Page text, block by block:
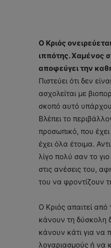
Ο Κριός
ιππότης. Χαμένος
αποφεύγει την
Πιστεύει ότι δεν
ασχολείται με
σκοπό αυτό
Βλέπει το
προσωπικό, που
έχει όλα έτοιμα.
λίγο πολύ σαν το γιο
στις ανέσεις του,
του να φροντίζουν
Ο Κριός απαιτεί
κάνουν τη δύσκολη
κάνουν κάτι για να
λογαριασμούς ή να